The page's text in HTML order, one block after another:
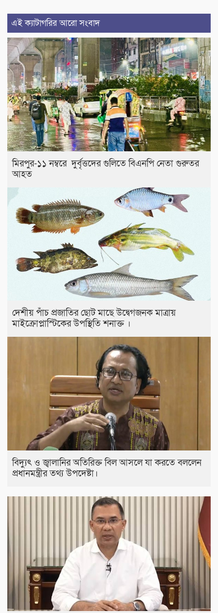
এই ক্যাটাগরির আরো সংবাদ
মিরপুর-১১ নম্বরে দুর্বৃত্তদের গুলিতে বিএনপি নেতা গুরুতর
আহত
দেশীয় পাঁচ প্রজাতির ছোট মাছে উদ্বেগজনক মাত্রায়
মাইক্রোপ্লাস্টিকের উপস্থিতি শনাক্ত ।
বিদ্যুৎ ও জ্বালানির অতিরিক্ত বিল আসলে যা করতে বললেন
প্রধানমন্ত্রীর তথ্য উপদেষ্টা।